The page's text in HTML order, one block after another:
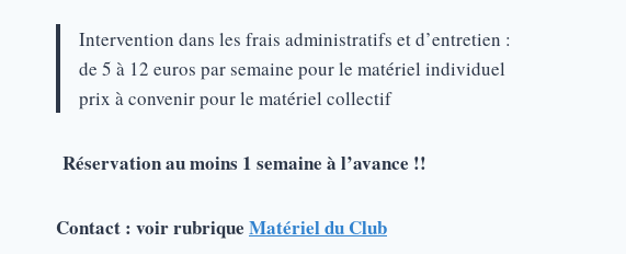
Intervention dans les frais administratifs et d’entretien :
de 5 à 12 euros par semaine pour le matériel individuel
prix à convenir pour le matériel collectif
Réservation au moins 1 semaine à l’avance !!
Contact : voir rubrique Matériel du Club